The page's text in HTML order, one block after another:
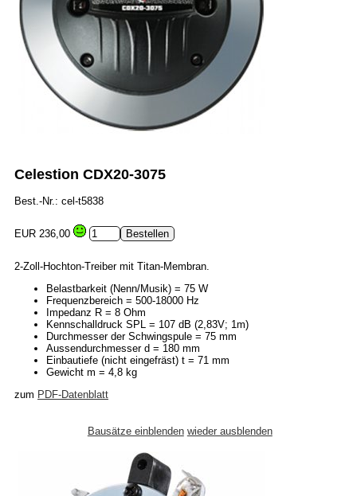
Celestion CDX20-3075
Best.-Nr.: cel-t5838
EUR 236,00
2-Zoll-Hochton-Treiber mit Titan-Membran.
Belastbarkeit (Nenn/Musik) = 75 W
Frequenzbereich = 500-18000 Hz
Impedanz R = 8 Ohm
Kennschalldruck SPL = 107 dB (2,83V; 1m)
Durchmesser der Schwingspule = 75 mm
Aussendurchmesser d = 180 mm
Einbautiefe (nicht eingefräst) t = 71 mm
Gewicht m = 4,8 kg
zum PDF-Datenblatt
Bausätze einblenden wieder ausblenden